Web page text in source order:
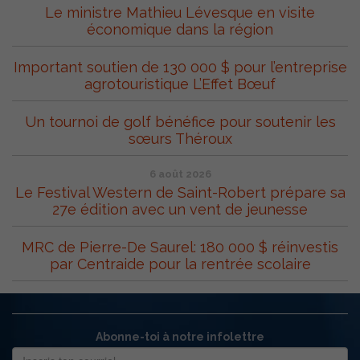
Le ministre Mathieu Lévesque en visite
économique dans la région
Important soutien de 130 000 $ pour l’entreprise
agrotouristique L’Effet Bœuf
Un tournoi de golf bénéfice pour soutenir les
sœurs Théroux
6 août 2026
Le Festival Western de Saint-Robert prépare sa
27e édition avec un vent de jeunesse
MRC de Pierre-De Saurel: 180 000 $ réinvestis
par Centraide pour la rentrée scolaire
Abonne-toi à notre infolettre